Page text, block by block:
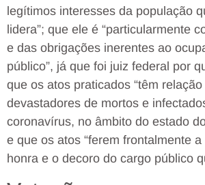
legítimos interesses da população
lidera”; que ele é “particularmente
e das obrigações inerentes ao
público”, já que foi juiz federal por
que os atos praticados “têm
devastadores de mortos e
coronavírus, no âmbito do estado
e que os atos “ferem frontalmente
honra e o decoro do cargo público